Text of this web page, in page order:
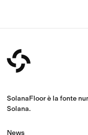
SolanaFloor è la fonte
Solana.
News